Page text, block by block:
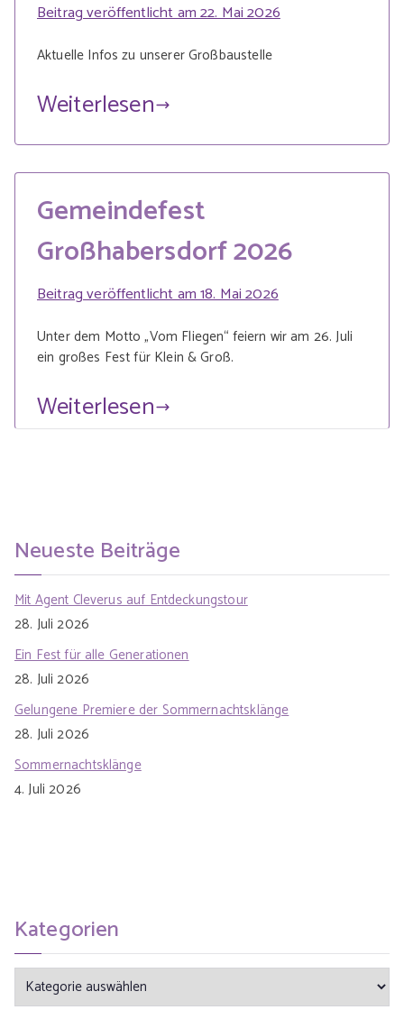
Beitrag veröffentlicht am22. Mai 2026
Aktuelle Infos zu unserer Großbaustelle
Weiterlesen
Gemeindefest
Großhabersdorf 2026
Beitrag veröffentlicht am18. Mai 2026
Unter dem Motto „Vom Fliegen“ feiern wir am 26. Juli
ein großes Fest für Klein & Groß.
Weiterlesen
Neueste Beiträge
Mit Agent Cleverus auf Entdeckungstour
28. Juli 2026
Ein Fest für alle Generationen
28. Juli 2026
Gelungene Premiere der Sommernachtsklänge
28. Juli 2026
Sommernachtsklänge
4. Juli 2026
Kategorien
a